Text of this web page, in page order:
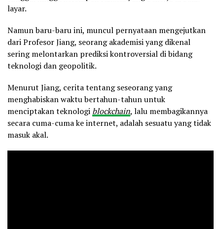
layar.
Namun baru-baru ini, muncul pernyataan mengejutkan
dari Profesor Jiang, seorang akademisi yang dikenal
sering melontarkan prediksi kontroversial di bidang
teknologi dan geopolitik.
Menurut Jiang, cerita tentang seseorang yang
menghabiskan waktu bertahun-tahun untuk
menciptakan teknologi blockchain, lalu membagikannya
secara cuma-cuma ke internet, adalah sesuatu yang tidak
masuk akal.